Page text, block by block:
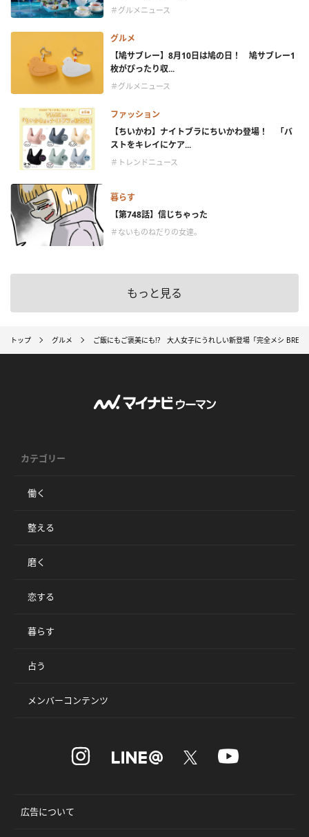
＃グルメニュース
グルメ
【鳩サブレー】8月10日は鳩の日！ 鳩サブレー1
枚がぴったり収...
＃グルメニュース
ファッション
【ちいかわ】ナイトブラにちいかわ登場！ 「バ
ストをキレイにケア...
＃トレンドニュース
暮らす
【第748話】信じちゃった
＃ないものねだりの女達。
もっと見る
トップ グルメ ご飯にもご褒美にも!? 大人女子にうれしい新登場「完全メシ
カテゴリー
働く
整える
磨く
恋する
暮らす
占う
メンバーコンテンツ
広告について